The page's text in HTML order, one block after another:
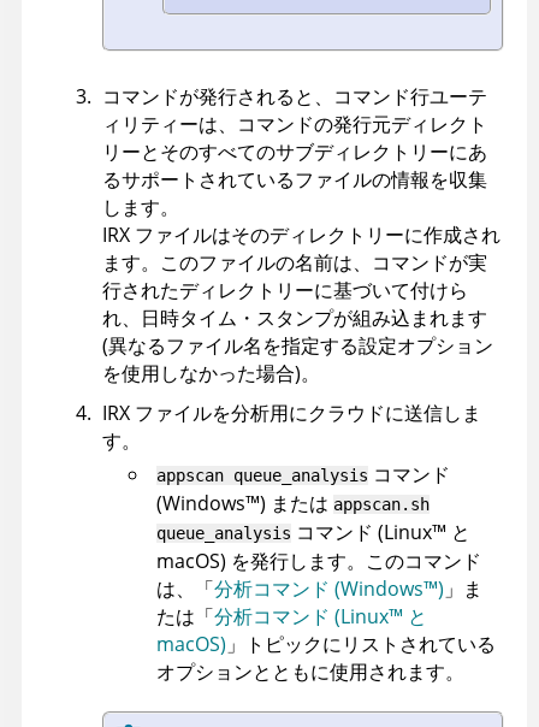
コマンドが発行されると、 コマンド行ユーテ
ィリティーは、コマンドの発行元ディレクト
リーとそのすべてのサブディレクトリーにあ
るサポートされているファイルの情報を収集
します。
IRX ファイルはそのディレクトリーに作成され
ます。このファイルの名前は、コマンドが実
行されたディレクトリーに基づいて付けら
れ、日時タイム・スタンプが組み込まれます
(異なるファイル名を指定する設定オプション
を使用しなかった場合)。
IRX ファイルを分析用にクラウドに送信しま
す。
appscan queue_analysis コマンド
(Windows™) または appscan.sh
queue_analysis コマンド (Linux™ と
macOS) を発行します。このコマンド
は、「分析コマンド (Windows™) 」ま
たは「分析コマンド (Linux™ と
macOS) 」トピックにリストされている
オプションとともに使用されます。